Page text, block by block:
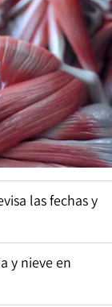
las fechas y
y nieve en